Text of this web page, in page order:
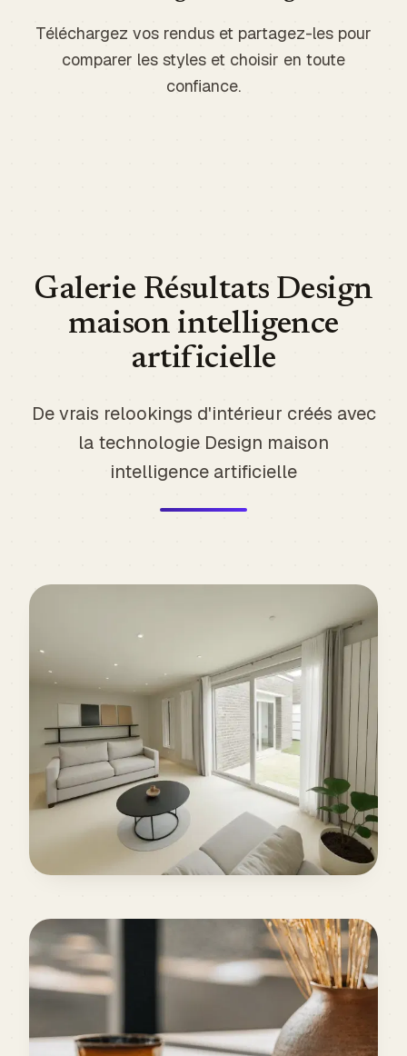
Téléchargez vos rendus et partagez-les pour
comparer les styles et choisir en toute
confiance.
Galerie Résultats Design
maison intelligence
artificielle
De vrais relookings d'intérieur créés avec
la technologie Design maison
intelligence artificielle